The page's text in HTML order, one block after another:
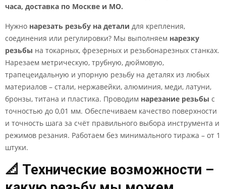
часа, доставка по Москве и МО.
Нужно нарезать резьбу на детали для крепления,
соединения или регулировки? Мы выполняем нарезку
резьбы на токарных, фрезерных и резьбонарезных станках.
Нарезаем метрическую, трубную, дюймовую,
трапецеидальную и упорную резьбу на деталях из любых
материалов – стали, нержавейки, алюминия, меди, латуни,
бронзы, титана и пластика. Проводим нарезание резьбы с
точностью до 0,01 мм. Обеспечиваем качество поверхности
и точность шага за счёт правильного выбора инструмента и
режимов резания. Работаем без минимального тиража – от 1
штуки.
📐 Технические возможности –